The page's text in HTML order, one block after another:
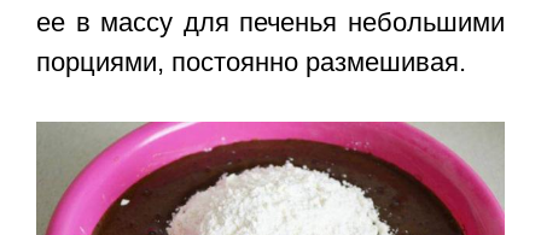
ее в массу для печенья небольшими
порциями, постоянно размешивая.